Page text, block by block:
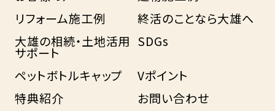
リフォーム施工例
終活のことなら大雄へ
大雄の相続・土地活用
サポート
SDGs
ペットボトルキャップ
Vポイント
特典紹介
お問い合わせ